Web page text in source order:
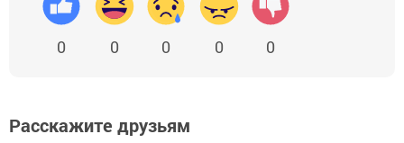
0 0 0 0 0
Расскажите друзьям